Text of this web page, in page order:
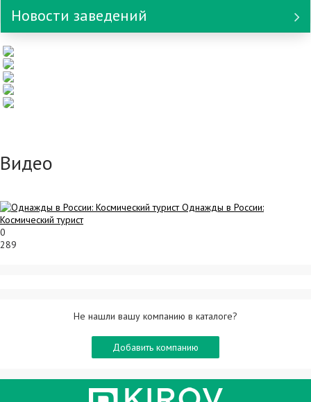
Новости заведений
Видео
Однажды в России:
Космический турист
0
289
Не нашли вашу компанию в каталоге?
Добавить компанию